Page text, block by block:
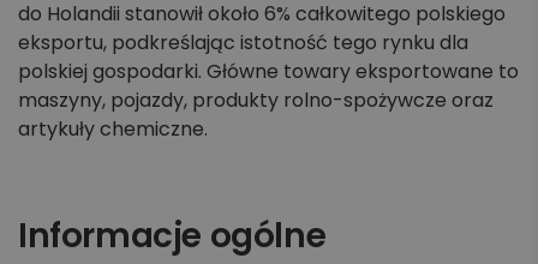
do Holandii stanowił około 6% całkowitego polskiego
eksportu, podkreślając istotność tego rynku dla
polskiej gospodarki. Główne towary eksportowane to
maszyny, pojazdy, produkty rolno-spożywcze oraz
artykuły chemiczne.
Informacje ogólne